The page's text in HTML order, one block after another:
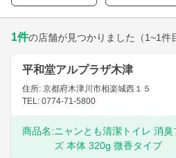
1件の店舗が見つかりました （1~1件
平和堂アルプラザ木津
住所: 京都府木津川市相楽城西１５
TEL: 0774-71-5800
商品名:ニャンとも清潔トイレ 消
ズ 本体 320g 微香タイプ